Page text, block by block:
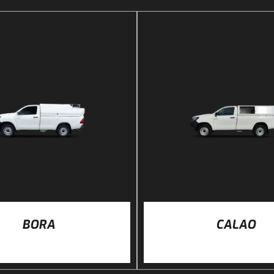
DÉTAILS
BORA
DÉTAILS
CALAO